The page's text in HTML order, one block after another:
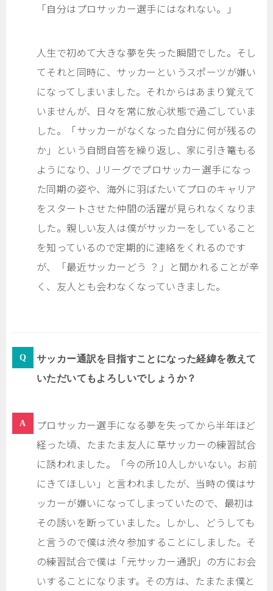
「自分はプロサッカー選手にはなれない。」
人生で初めて大きな夢を失った瞬間でした。そし
てそれと同時に、サッカーというスポーツが嫌い
になってしまいました。それからはあまり覚えて
いませんが、日々を常に放心状態で過ごしていま
した。「サッカーがなくなった自分に何が残るの
か」という自問自答を繰り返し、家に引き篭もる
ようになり、Jリーグでプロサッカー選手になっ
た同期の姿や、海外に羽ばたいてプロのキャリア
をスタートさせた仲間の活躍が見られなくなりま
した。親しい友人は僕がサッカーをしていること
を知っているので定期的に連絡をくれるのです
が、「最近サッカーどう ？」と聞かれることが辛
く、友人とも会わなくなっていきました。
サッカー通訳を目指すことになった経緯を教えて
いただいてもよろしいでしょうか？
プロサッカー選手になる夢を失ってから半年ほど
経った頃、たまたま友人に草サッカーの練習試合
に誘われました。「今の所10人しかいない。お前
にきてほしい」と言われましたが、当時の僕はサ
ッカーが嫌いになってしまっていたので、最初は
その誘いを断っていました。しかし、どうしても
と言うので僕は渋々参加することにしました。そ
の練習試合で僕は「元サッカー通訳」の方にお会
いすることになります。その方は、たまたま僕と